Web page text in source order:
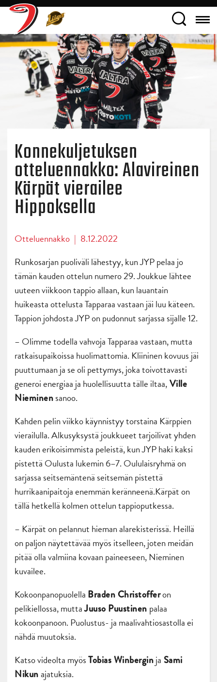
Konnekuljetuksen
otteluennakko: Alavireinen
Kärpät vierailee
Hippoksella
Otteluennakko | 8.12.2022
Runkosarjan puoliväli lähestyy, kun JYP pelaa jo
tämän kauden ottelun numero 29. Joukkue lähtee
uuteen viikkoon tappio allaan, kun lauantain
huikeasta ottelusta Tapparaa vastaan jäi luu käteen.
Tappion johdosta JYP on pudonnut sarjassa sijalle 12.
– Olimme todella vahvoja Tapparaa vastaan, mutta
ratkaisupaikoissa huolimattomia. Kliininen kovuus jäi
puuttumaan ja se oli pettymys, joka toivottavasti
generoi energiaa ja huolellisuutta tälle iltaa,Ville
Nieminensanoo.
Kahden pelin viikko käynnistyy torstaina Kärppien
vierailulla. Alkusyksystä joukkueet tarjoilivat yhden
kauden erikoisimmista peleistä, kun JYP haki kaksi
pistettä Oulusta lukemin 6–7. Oululaisryhmä on
sarjassa seitsemäntenä seitsemän pistettä
hurrikaanipaitoja enemmän keränneenä.Kärpät on
tällä hetkellä kolmen ottelun tappioputkessa.
– Kärpät on pelannut hieman alarekisterissä. Heillä
on paljon näytettävää myös itselleen, joten meidän
pitää olla valmiina kovaan paineeseen, Nieminen
kuvailee.
Kokoonpanopuolella Braden Christofferon
pelikiellossa, muttaJuuso Puustinen palaa
kokoonpanoon. Puolustus- ja maalivahtiosastolla ei
nähdä muutoksia.
Katso videolta myösTobias Winberginja Sami
Nikunajatuksia.